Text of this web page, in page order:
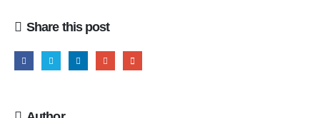
Share this post